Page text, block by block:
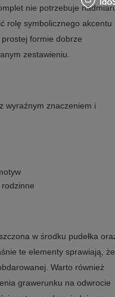
nie potrzebuje
rolę symbolicznego akcentu
formie dobrze
zestawieniu.
wyraźnym znaczeniem i
w środku pudełka
te elementy sprawiają, że
Warto również
grawerunku na odwrocie